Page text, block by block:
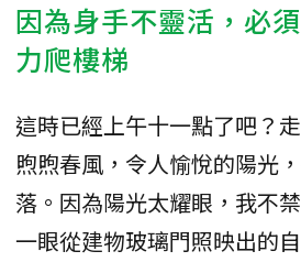
因為身手不靈活，必
力爬樓梯
這時已經上午十一點了吧？
煦煦春風，令人愉悅的陽光
落。因為陽光太耀眼，我不
一眼從建物玻璃門照映出的